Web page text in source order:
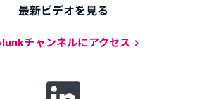
最新ビデオを見る
チャンネルにアクセス